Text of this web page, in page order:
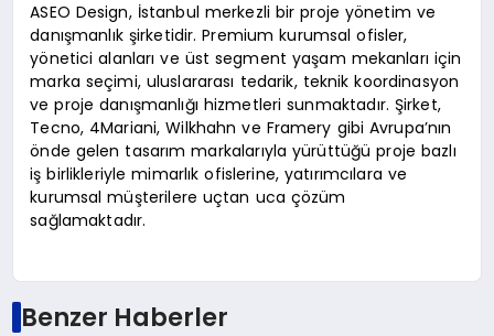
ASEO Design, İstanbul merkezli bir proje yönetim ve
danışmanlık şirketidir. Premium kurumsal ofisler,
yönetici alanları ve üst segment yaşam mekanları için
marka seçimi, uluslararası tedarik, teknik koordinasyon
ve proje danışmanlığı hizmetleri sunmaktadır. Şirket,
Tecno, 4Mariani, Wilkhahn ve Framery gibi Avrupa’nın
önde gelen tasarım markalarıyla yürüttüğü proje bazlı
iş birlikleriyle mimarlık ofislerine, yatırımcılara ve
kurumsal müşterilere uçtan uca çözüm
sağlamaktadır.
Benzer Haberler